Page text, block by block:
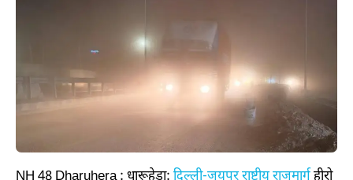
NH 48 Dharuhera : धारूहेड़ा: दिल्ली-जयपुर राष्ट्रीय राजमार्गहीरो